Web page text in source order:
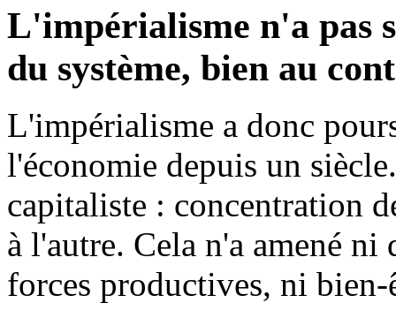
L'impérialisme n'a pas
du système, bien au
L'impérialisme a donc
l'économie depuis un
capitaliste : concentration
à l'autre. Cela n'a amené
forces productives, ni